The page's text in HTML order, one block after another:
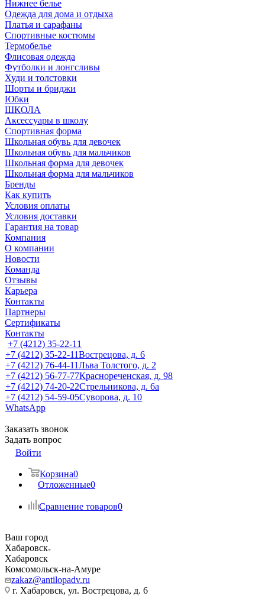
Нижнее белье
Одежда для дома и отдыха
Платья и сарафаны
Спортивные костюмы
Термобелье
Флисовая одежда
Футболки и лонгсливы
Худи и толстовки
Шорты и бриджи
Юбки
ШКОЛА
Аксессуары в школу
Спортивная форма
Школьная обувь для девочек
Школьная обувь для мальчиков
Школьная форма для девочек
Школьная форма для мальчиков
Бренды
Как купить
Условия оплаты
Условия доставки
Гарантия на товар
Компания
О компании
Новости
Команда
Отзывы
Карьера
Контакты
Партнеры
Сертификаты
Контакты
+7 (4212) 35-22-11
+7 (4212) 35-22-11Вострецова, д. 6
+7 (4212) 76-44-11Льва Толстого, д. 2
+7 (4212) 56-77-77Краснореченская, д. 98
+7 (4212) 74-20-22Стрельникова, д. 6а
+7 (4212) 54-59-05Суворова, д. 10
WhatsApp
Заказать звонок
Задать вопрос
Войти
Корзина0
Отложенные0
Сравнение товаров0
Ваш город
Хабаровск
Хабаровск
Комсомольск-на-Амуре
zakaz@antilopadv.ru
г. Хабаровск, ул. Вострецова, д. 6